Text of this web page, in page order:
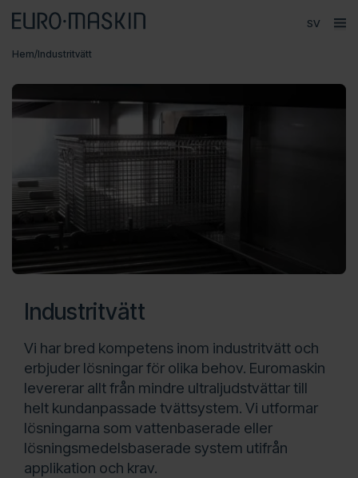
Språk
Huvudmeny
Produkter
Varumärken
Service
Kontakt
Om Euromaskin
Hem/Industritvätt
Industritvätt
Vi har bred kompetens inom industritvätt och
erbjuder lösningar för olika behov. Euromaskin
levererar allt från mindre ultraljudstvättar till
helt kundanpassade tvättsystem. Vi utformar
lösningarna som vattenbaserade eller
lösningsmedelsbaserade system utifrån
applikation och krav.